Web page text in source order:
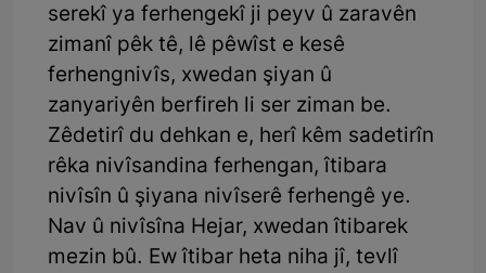
serekî ya ferhengekî ji peyv û zaravên
zimanî pêk tê, lê pêwîst e kesê
ferhengnivîs, xwedan şiyan û
zanyariyên berfireh li ser ziman be.
Zêdetirî du dehkan e, herî kêm sadetirîn
rêka nivîsandina ferhengan, îtibara
nivîsîn û şiyana nivîserê ferhengê ye.
Nav û nivîsîna Hejar, xwedan îtibarek
mezin bû. Ew îtibar heta niha jî, tevlî